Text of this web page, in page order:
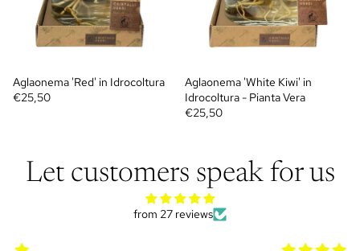
Aglaonema 'Red' in Idrocoltura
€25,50
Aglaonema 'White Kiwi' in
Idrocoltura - Pianta Vera
€25,50
Let customers speak for us
from 27 reviews